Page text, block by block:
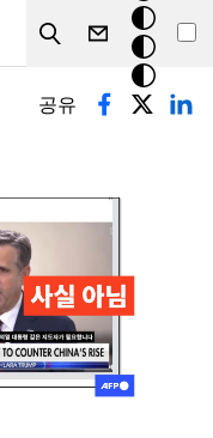
Search
크
모
드
공유